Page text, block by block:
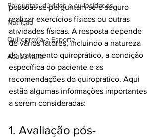
Perguntas, dúvidas e curiosidades
Nutrição
Quiropraxia e Esporte
Acupuntura
pessoas se perguntam se é seguro
realizar exercícios físicos ou outras
atividades físicas. A resposta depende
de vários fatores, incluindo a natureza
do tratamento quiroprático, a condição
específica do paciente e as
recomendações do quiroprático. Aqui
estão algumas informações importantes
a serem consideradas:
1. Avaliação pós-